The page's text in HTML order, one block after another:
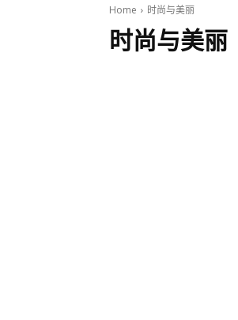
Home 时尚与美丽
时尚与美丽